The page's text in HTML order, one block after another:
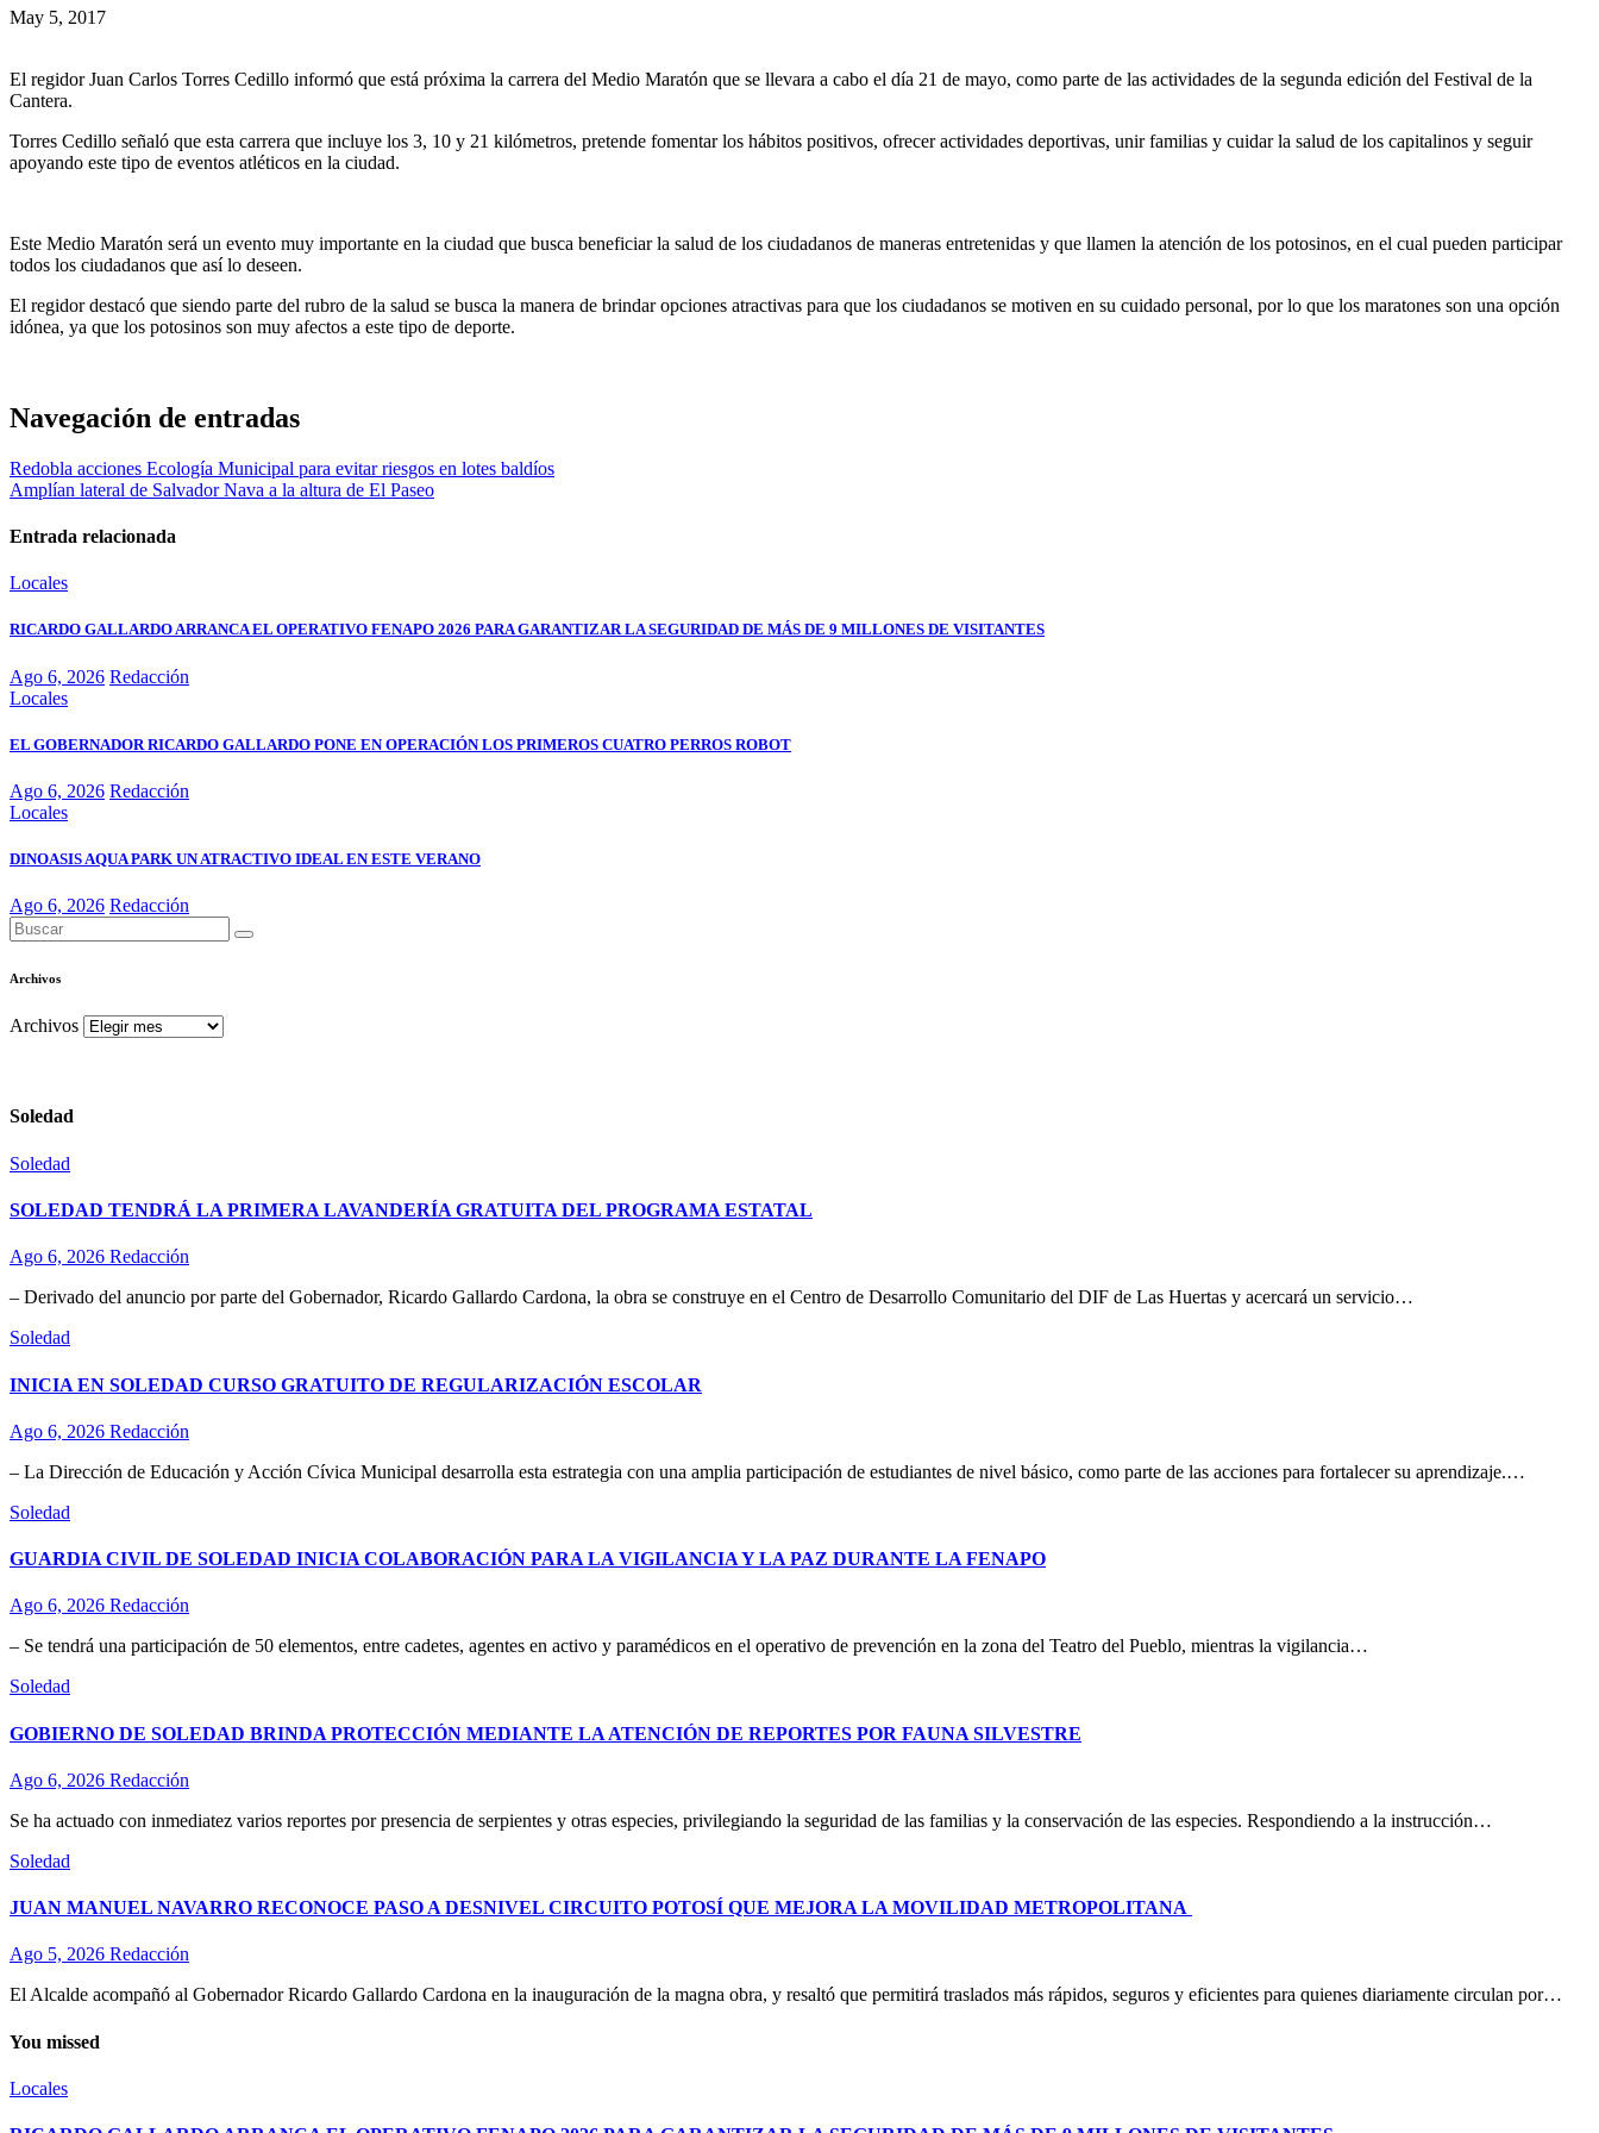
May 5, 2017
El regidor Juan Carlos Torres Cedillo informó que está próxima la carrera del Medio Maratón que se llevara a cabo el día 21 de mayo, como parte de las actividades de la segunda edición del Festival de la
Cantera.
Torres Cedillo señaló que esta carrera que incluye los 3, 10 y 21 kilómetros, pretende fomentar los hábitos positivos, ofrecer actividades deportivas, unir familias y cuidar la salud de los capitalinos y seguir
apoyando este tipo de eventos atléticos en la ciudad.
Este Medio Maratón será un evento muy importante en la ciudad que busca beneficiar la salud de los ciudadanos de maneras entretenidas y que llamen la atención de los potosinos, en el cual pueden participar
todos los ciudadanos que así lo deseen.
El regidor destacó que siendo parte del rubro de la salud se busca la manera de brindar opciones atractivas para que los ciudadanos se motiven en su cuidado personal, por lo que los maratones son una opción
idónea, ya que los potosinos son muy afectos a este tipo de deporte.
Navegación de entradas
Redobla acciones Ecología Municipal para evitar riesgos en lotes baldíos
Amplían lateral de Salvador Nava a la altura de El Paseo
Entrada relacionada
Locales
RICARDO GALLARDO ARRANCA EL OPERATIVO FENAPO 2026 PARA GARANTIZAR LA SEGURIDAD DE MÁS DE 9 MILLONES DE VISITANTES
Ago 6, 2026 Redacción
Locales
EL GOBERNADOR RICARDO GALLARDO PONE EN OPERACIÓN LOS PRIMEROS CUATRO PERROS ROBOT
Ago 6, 2026 Redacción
Locales
DINOASIS AQUA PARK UN ATRACTIVO IDEAL EN ESTE VERANO
Ago 6, 2026 Redacción
Archivos
Archivos
Soledad
Soledad
SOLEDAD TENDRÁ LA PRIMERA LAVANDERÍA GRATUITA DEL PROGRAMA ESTATAL
Ago 6, 2026 Redacción
– Derivado del anuncio por parte del Gobernador, Ricardo Gallardo Cardona, la obra se construye en el Centro de Desarrollo Comunitario del DIF de Las Huertas y acercará un servicio…
Soledad
INICIA EN SOLEDAD CURSO GRATUITO DE REGULARIZACIÓN ESCOLAR
Ago 6, 2026 Redacción
– La Dirección de Educación y Acción Cívica Municipal desarrolla esta estrategia con una amplia participación de estudiantes de nivel básico, como parte de las acciones para fortalecer su aprendizaje.…
Soledad
GUARDIA CIVIL DE SOLEDAD INICIA COLABORACIÓN PARA LA VIGILANCIA Y LA PAZ DURANTE LA FENAPO
Ago 6, 2026 Redacción
– Se tendrá una participación de 50 elementos, entre cadetes, agentes en activo y paramédicos en el operativo de prevención en la zona del Teatro del Pueblo, mientras la vigilancia…
Soledad
GOBIERNO DE SOLEDAD BRINDA PROTECCIÓN MEDIANTE LA ATENCIÓN DE REPORTES POR FAUNA SILVESTRE
Ago 6, 2026 Redacción
Se ha actuado con inmediatez varios reportes por presencia de serpientes y otras especies, privilegiando la seguridad de las familias y la conservación de las especies. Respondiendo a la instrucción…
Soledad
JUAN MANUEL NAVARRO RECONOCE PASO A DESNIVEL CIRCUITO POTOSÍ QUE MEJORA LA MOVILIDAD METROPOLITANA
Ago 5, 2026 Redacción
El Alcalde acompañó al Gobernador Ricardo Gallardo Cardona en la inauguración de la magna obra, y resaltó que permitirá traslados más rápidos, seguros y eficientes para quienes diariamente circulan por…
You missed
Locales